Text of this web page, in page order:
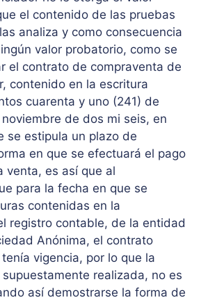
el contenido de las pruebas
analiza y como consecuencia
valor probatorio, como se
el contrato de compraventa de
contenido en la escritura
cuarenta y uno (241) de
de dos mi seis, en
se estipula un plazo de
en que se efectuará el pago
venta, es así que al
para la fecha en que se
contenidas en la
registro contable, de la entidad
Anónima, el contrato
vigencia, por lo que la
realizada, no es
así demostrarse la forma de